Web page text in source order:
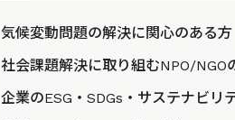
気候変動問題の解決に関心のある方
社会課題解決に取り組むNPO/NGO
企業のESG・SDGs・サステナビリ